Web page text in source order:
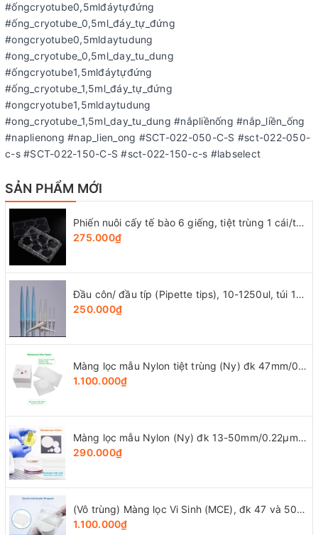
#ốngcryotube0,5mlđáytựđứng
#ống_cryotube_0,5ml_đáy_tự_đứng
#ongcryotube0,5mldaytudung
#ong_cryotube_0,5ml_day_tu_dung
#ốngcryotube1,5mlđáytựđứng
#ống_cryotube_1,5ml_đáy_tự_đứng
#ongcryotube1,5mldaytudung
#ong_cryotube_1,5ml_day_tu_dung #nắpliềnống #nắp_liền_ống
#naplienong #nap_lien_ong #SCT-022-050-C-S #sct-022-050-
c-s #SCT-022-150-C-S #sct-022-150-c-s #labselect
SẢN PHẨM MỚI
Phiến nuôi cấy tế bào 6 giếng, tiệt trùng 1 cái/túi (Cell Culture Plates), mã 07-6006, Biologix-USA
275.000₫
Đầu côn/ đầu típ (Pipette tips), 10-1250ul, túi 1000 cái, hãng LabSelect
250.000₫
Màng lọc mẫu Nylon tiệt trùng (Ny) đk 47mm/0.22µm-0.45µm, 4x25 chiếc/hộp, hãng Biosharp
1.100.000₫
Màng lọc mẫu Nylon (Ny) đk 13-50mm/0.22µm-0.45µm, 4x25 chiếc/hộp, hãng Biosharp
290.000₫
(Vô trùng) Màng lọc Vi Sinh (MCE), đk 47 và 50mm/0.8μm-0.22µm-0.45μm, 100 chiếc/hộp, Biosharp
1.100.000₫